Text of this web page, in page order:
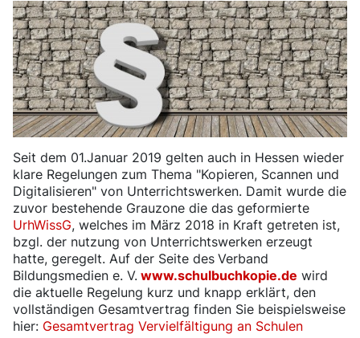
Seit dem 01.Januar 2019 gelten auch in Hessen wieder
klare Regelungen zum Thema "Kopieren, Scannen und
Digitalisieren" von Unterrichtswerken. Damit wurde die
zuvor bestehende Grauzone die das geformierte
UrhWissG, welches im März 2018 in Kraft getreten ist,
bzgl. der nutzung von Unterrichtswerken erzeugt
hatte, geregelt. Auf der Seite des Verband
Bildungsmedien e. V. www.schulbuchkopie.de wird
die aktuelle Regelung kurz und knapp erklärt, den
vollständigen Gesamtvertrag finden Sie beispielsweise
hier: Gesamtvertrag Vervielfältigung an Schulen